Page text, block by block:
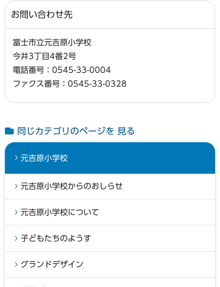
お問い合わせ先
富士市立元吉原小学校
今井3丁目4番2号
電話番号：0545-33-0004
ファクス番号：0545-33-0328
同じカテゴリのページを 見る
元吉原小学校
元吉原小学校からのおしらせ
元吉原小学校について
子どもたちのようす
グランドデザイン